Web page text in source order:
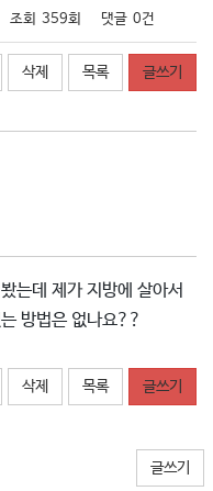
조회 359회 댓글 0건
삭제 목록 글쓰기
는데 제가 지방에 살아서
방법은 없나요??
삭제 목록 글쓰기
글쓰기